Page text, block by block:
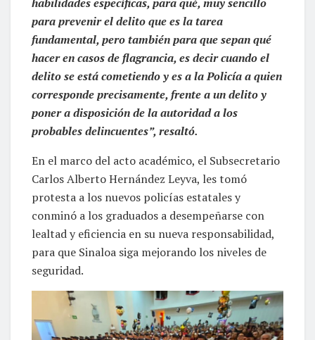
para prevenir el delito que es la tarea
fundamental, pero también para que sepan qué
hacer en casos de flagrancia, es decir cuando el
delito se está cometiendo y es a la Policía a quien
corresponde precisamente, frente a un delito y
poner a disposición de la autoridad a los
probables delincuentes”, resaltó.
En el marco del acto académico, el Subsecretario
Carlos Alberto Hernández Leyva, les tomó
protesta a los nuevos policías estatales y
conminó a los graduados a desempeñarse con
lealtad y eficiencia en su nueva responsabilidad,
para que Sinaloa siga mejorando los niveles de
seguridad.